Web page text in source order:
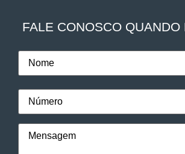
FALE CONOSCO QUANDO